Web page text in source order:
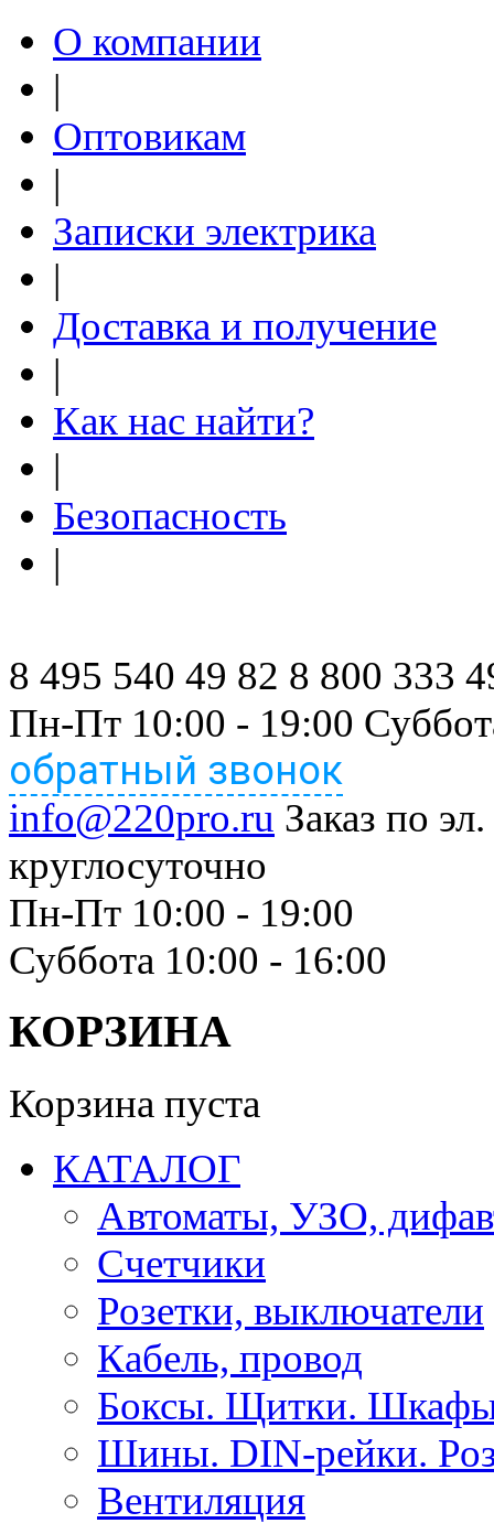
О компании
|
Оптовикам
|
Записки электрика
|
Доставка и получение
|
Как нас найти?
|
Безопасность
|
8 495 540 49 82 8 800 333
Пн-Пт 10:00 - 19:00
обратный звонок
info@220pro.ru Заказ по
круглосуточно
Пн-Пт 10:00 - 19:00
Суббота 10:00 - 16:00
КОРЗИНА
Корзина пуста
КАТАЛОГ
Автоматы, УЗО,
Счетчики
Розетки, выключатели
Кабель, провод
Боксы. Щитки.
Шины. DIN-рейки.
Вентиляция